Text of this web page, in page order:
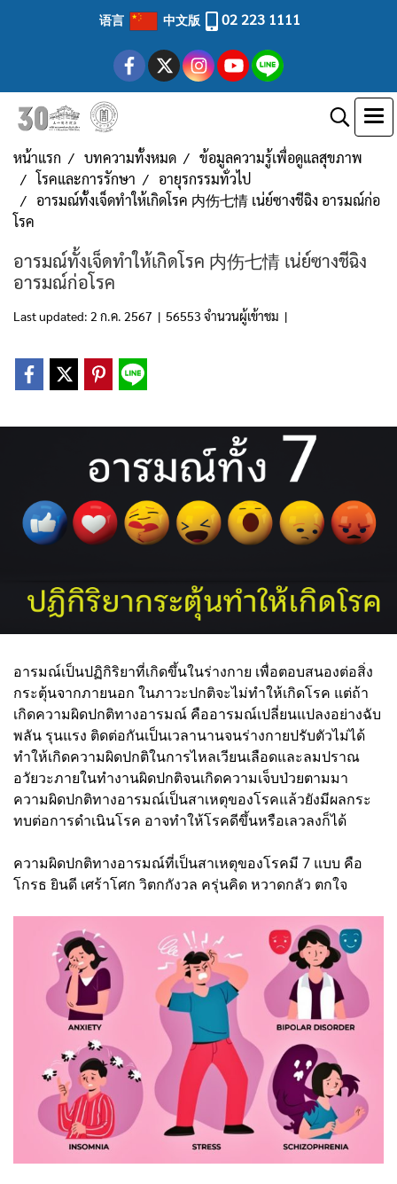
语言 中文版 02 223 1111
หน้าแรก บทความทั้งหมด
ข้อมูลความรู้เพื่อดูแลสุขภาพ
โรคและการรักษา
อายุรกรรมทั่วไป
อารมณ์ทั้งเจ็ดทำให้เกิดโรค 内伤七情 เน่ย์ซางชีฉิง อารมณ์ก่อ
โรค
อารมณ์ทั้งเจ็ดทำให้เกิดโรค 内伤七情 เน่ย์ซางชีฉิง
อารมณ์ก่อโรค
Last updated: 2 ก.ค. 2567 | 56553 จำนวนผู้เข้าชม |
อารมณ์เป็นปฏิกิริยาที่เกิดขึ้นในร่างกาย เพื่อตอบสนองต่อสิ่ง
กระตุ้นจากภายนอก ในภาวะปกติจะไม่ทำให้เกิดโรค แต่ถ้า
เกิดความผิดปกติทางอารมณ์ คืออารมณ์เปลี่ยนแปลงอย่างฉับ
พลัน รุนแรง ติดต่อกันเป็นเวลานานจนร่างกายปรับตัวไม่ได้
ทำให้เกิดความผิดปกติในการไหลเวียนเลือดและลมปราณ
อวัยวะภายในทำงานผิดปกติจนเกิดความเจ็บป่วยตามมา
ความผิดปกติทางอารมณ์เป็นสาเหตุของโรคแล้วยังมีผลกระ
ทบต่อการดำเนินโรค อาจทำให้โรคดีขึ้นหรือเลวลงก็ได้
ความผิดปกติทางอารมณ์ที่เป็นสาเหตุของโรคมี 7 แบบ คือ
โกรธ ยินดี เศร้าโศก วิตกกังวล ครุ่นคิด หวาดกลัว ตกใจ